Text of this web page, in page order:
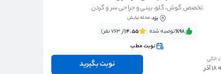
تخصص گوش، گلو، بینی و جراحی سر و گردن
یزد، محله نیایش
٪98‌‌‌توصیه شده 4.55(از 763 نفر)
نوبت مطب
خالی
نوبت بگیرید